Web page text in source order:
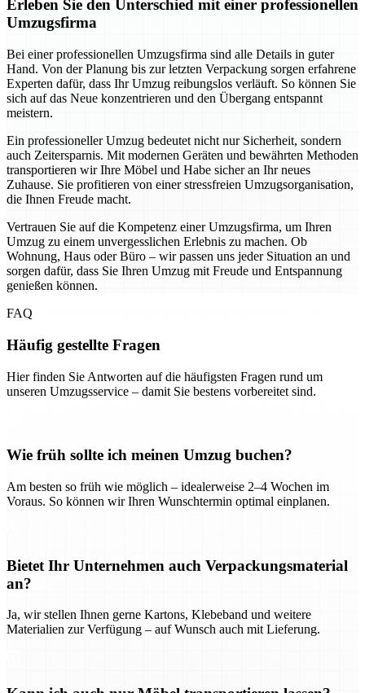
Erleben Sie den Unterschied mit einer professionellen
Umzugsfirma
Bei einer professionellen Umzugsfirma sind alle Details in guter
Hand. Von der Planung bis zur letzten Verpackung sorgen erfahrene
Experten dafür, dass Ihr Umzug reibungslos verläuft. So können Sie
sich auf das Neue konzentrieren und den Übergang entspannt
meistern.
Ein professioneller Umzug bedeutet nicht nur Sicherheit, sondern
auch Zeitersparnis. Mit modernen Geräten und bewährten Methoden
transportieren wir Ihre Möbel und Habe sicher an Ihr neues
Zuhause. Sie profitieren von einer stressfreien Umzugsorganisation,
die Ihnen Freude macht.
Vertrauen Sie auf die Kompetenz einer Umzugsfirma, um Ihren
Umzug zu einem unvergesslichen Erlebnis zu machen. Ob
Wohnung, Haus oder Büro – wir passen uns jeder Situation an und
sorgen dafür, dass Sie Ihren Umzug mit Freude und Entspannung
genießen können.
FAQ
Häufig gestellte Fragen
Hier finden Sie Antworten auf die häufigsten Fragen rund um
unseren Umzugsservice – damit Sie bestens vorbereitet sind.
Wie früh sollte ich meinen Umzug buchen?
Am besten so früh wie möglich – idealerweise 2–4 Wochen im
Voraus. So können wir Ihren Wunschtermin optimal einplanen.
Bietet Ihr Unternehmen auch Verpackungsmaterial
an?
Ja, wir stellen Ihnen gerne Kartons, Klebeband und weitere
Materialien zur Verfügung – auf Wunsch auch mit Lieferung.